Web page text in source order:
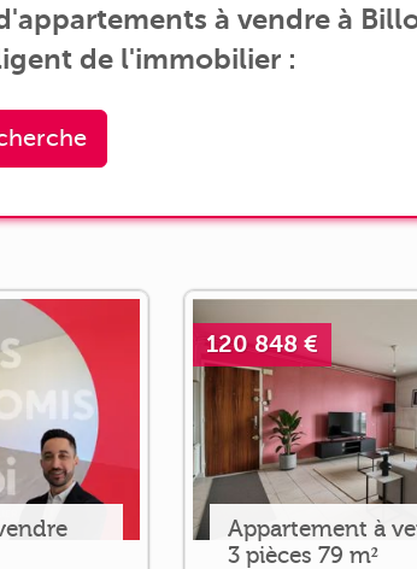
à vendre à
de l'immobilier :
120 848 €
Appartement à
3 pièces 79 m²